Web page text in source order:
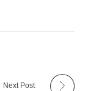
Next Post